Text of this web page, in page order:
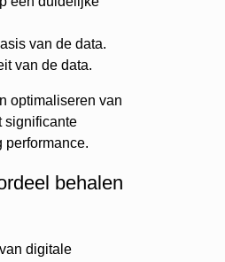
van de data.
van de data.
optimaliseren van
significante
performance.
behalen
digitale